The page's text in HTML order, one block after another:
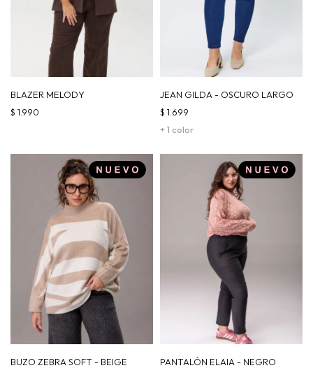
BLAZER MELODY
$ 1.990
JEAN GILDA - OSCURO LARGO
+ 1 color
$ 1.699
BUZO ZEBRA SOFT - BEIGE
PANTALÓN ELAIA - NEGRO